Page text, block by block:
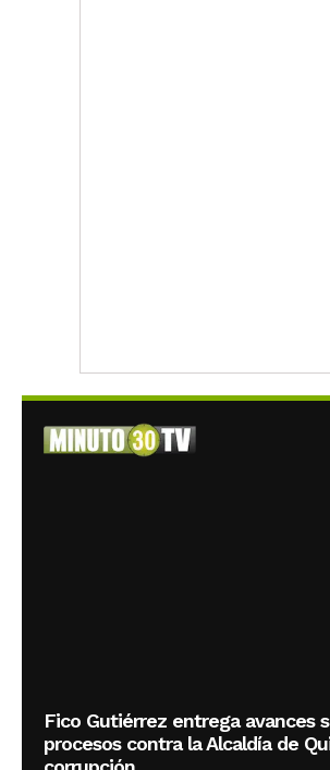
Fico Gutiérrez entrega avances
procesos contra la Alcaldía de